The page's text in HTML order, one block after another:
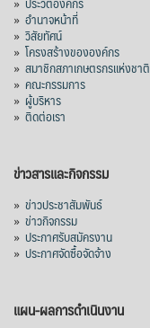
» อำนาจหน้าที่
» วิสัยทัศน์
» โครงสร้างขององค์กร
» สมาชิกสภาเกษตรกรแห่งชาติ
» คณะกรรมการ
» ผู้บริหาร
» ติดต่อเรา
ข่าวสารและกิจกรรม
» ข่าวประชาสัมพันธ์
» ข่าวกิจกรรม
» ประกาศรับสมัครงาน
» ประกาศจัดซื้อจัดจ้าง
แผน-ผลการดำเนินงาน